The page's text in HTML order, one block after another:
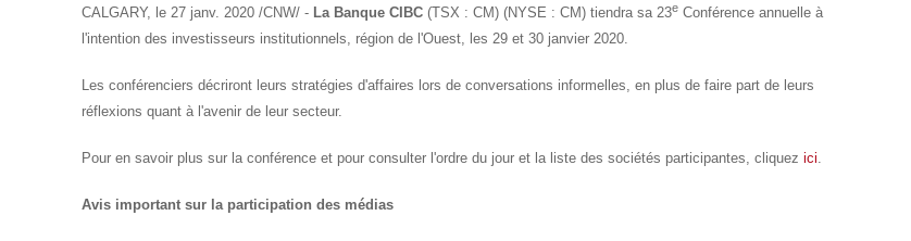
CALGARY, le 27 janv. 2020 /CNW/ - La Banque CIBC (TSX : CM) (NYSE : CM) tiendra sa 23e Conférence annuelle à
l'intention des investisseurs institutionnels, région de l'Ouest, les 29 et 30 janvier 2020.
Les conférenciers décriront leurs stratégies d'affaires lors de conversations informelles, en plus de faire part de leurs
réflexions quant à l'avenir de leur secteur.
Pour en savoir plus sur la conférence et pour consulter l'ordre du jour et la liste des sociétés participantes, cliquezici.
Avis important sur la participation des médias